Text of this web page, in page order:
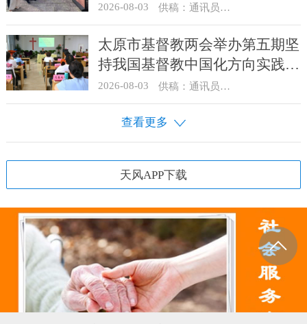
2026-08-03 供稿：通讯员 景健美
太原市基督教两会举办第五期坚
持我国基督教中国化方向实践能
力专题培训
2026-08-03 供稿：通讯员 王建春 摄影：史爱梅
查看更多
天风APP下载